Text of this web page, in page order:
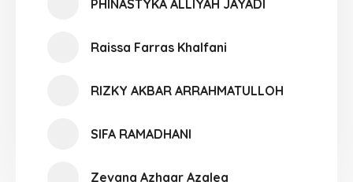
PHINASTYKA ALLIYAH JAYADI
Raissa Farras Khalfani
RIZKY AKBAR ARRAHMATULLOH
SIFA RAMADHANI
Zevana Azhaar Azalea